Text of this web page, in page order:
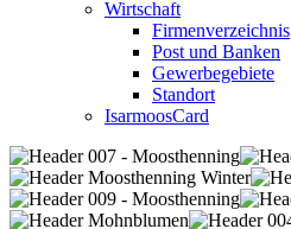
Wirtschaft
Firmenverzeichnis
Post und Banken
Gewerbegebiete
Standort
IsarmoosCard